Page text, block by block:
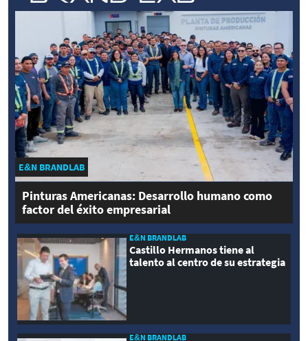
E&N BRANDLAB
Pinturas Americanas: Desarrollo humano como
factor del éxito empresarial
E&N BRANDLAB
Castillo Hermanos tiene al
talento al centro de su estrategia
E&N BRANDLAB